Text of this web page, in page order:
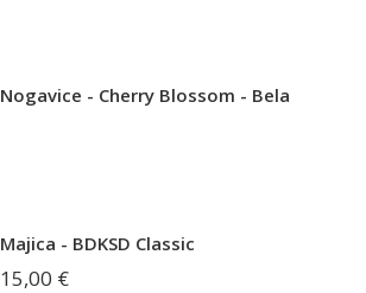
Nogavice - Cherry Blossom - Bela
Majica - BDKSD Classic
15,00 €